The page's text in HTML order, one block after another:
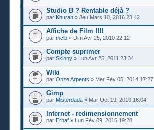
Studio B ? Rentable déjà ?
par Khuran » Jeu Mars 10, 2016 23:42
Affiche de Film !!!!
par mclb » Dim Avr 25, 2010 22:12
Compte suprimer
par Skinny » Lun Avr 25, 2011 23:34
Wiki
par Onze Arpents » Mer Fév 05, 2014 17:27
Gimp
par Misterdada » Mar Oct 19, 2010 16:04
Internet - redimensionnement
par Erbaf » Lun Fév 09, 2015 19:28